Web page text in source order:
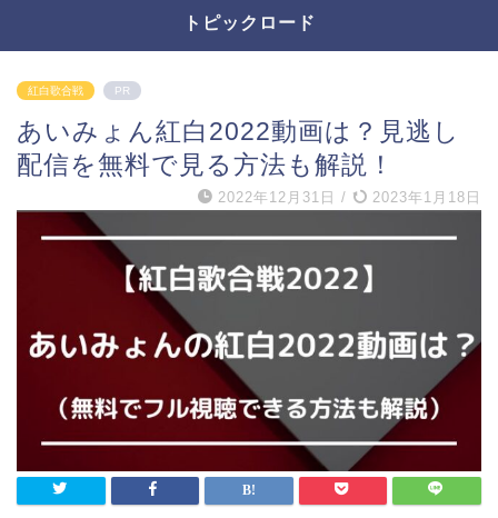
トピックロード
紅白歌合戦 PR
あいみょん紅白2022動画は？見逃し
配信を無料で見る方法も解説！
2022年12月31日 / 2023年1月18日